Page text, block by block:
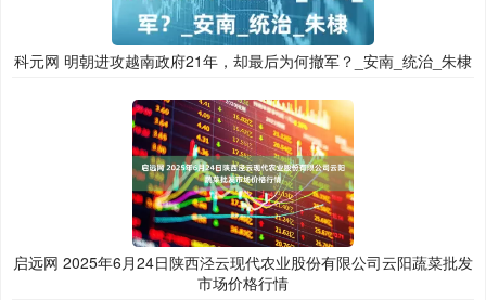
科元网 明朝进攻越南政府21年，却最后为何撤军？_安南_统治_朱棣
启远网 2025年6月24日陕西泾云现代农业股份有限公司云阳蔬菜批发
市场价格行情